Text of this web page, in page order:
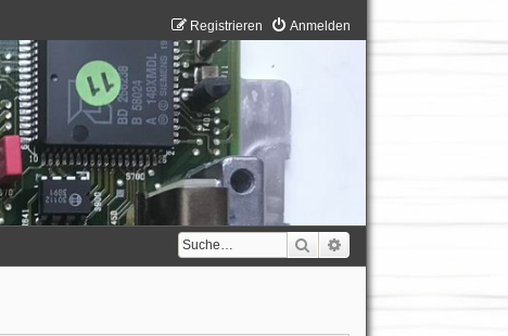
Anmelden
Registrieren
Suche